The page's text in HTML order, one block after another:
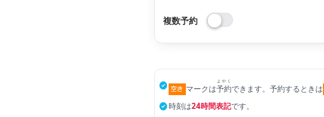
複数予約
マークは予約
よやく
できます。予約するときは
時刻は24時間表記です。